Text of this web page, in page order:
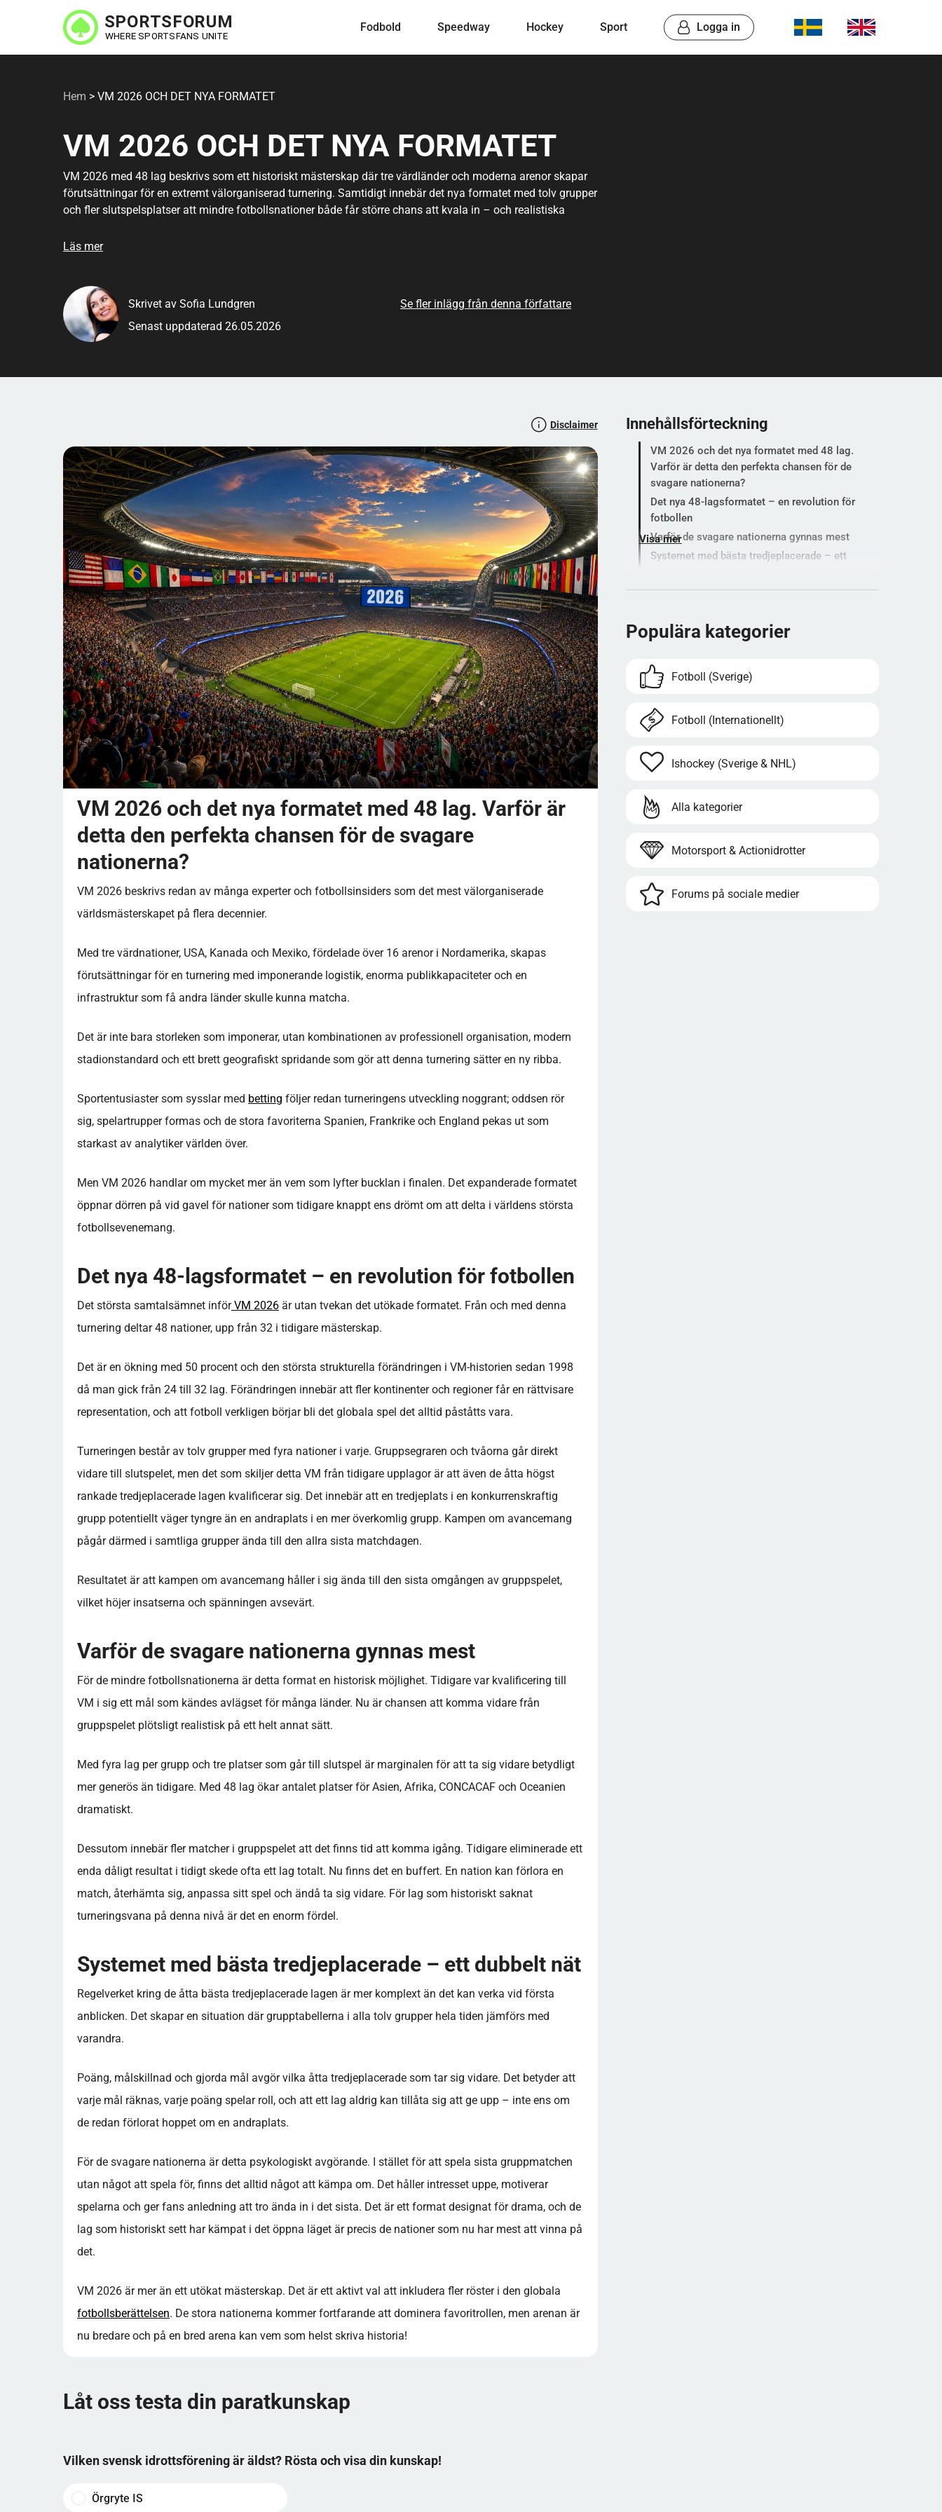
huvudinnehåll
Fodbold Speedway Hockey Sport Logga in
Hem > VM 2026 OCH DET NYA FORMATET
VM 2026 OCH DET NYA FORMATET
VM 2026 med 48 lag beskrivs som ett historiskt mästerskap där tre värdländer och moderna arenor skapar
förutsättningar för en extremt välorganiserad turnering. Samtidigt innebär det nya formatet med tolv grupper
och fler slutspelsplatser att mindre fotbollsnationer både får större chans att kvala in – och realistiska
hoppet längre, varje mål blir viktigt och fler lag än någonsin tidigare kan drömma om att skriva VM‑historia.
Läs mer
Skrivet av Sofia Lundgren
Senast uppdaterad 26.05.2026
Se fler inlägg från denna författare
Disclaimer
VM 2026 och det nya formatet med 48 lag. Varför är
detta den perfekta chansen för de svagare
nationerna?
VM 2026 beskrivs redan av många experter och fotbollsinsiders som det mest välorganiserade
världsmästerskapet på flera decennier.
Med tre värdnationer, USA, Kanada och Mexiko, fördelade över 16 arenor i Nordamerika, skapas
förutsättningar för en turnering med imponerande logistik, enorma publikkapaciteter och en
infrastruktur som få andra länder skulle kunna matcha.
Det är inte bara storleken som imponerar, utan kombinationen av professionell organisation, modern
stadionstandard och ett brett geografiskt spridande som gör att denna turnering sätter en ny ribba.
Sportentusiaster som sysslar med betting följer redan turneringens utveckling noggrant; oddsen rör
sig, spelartrupper formas och de stora favoriterna Spanien, Frankrike och England pekas ut som
starkast av analytiker världen över.
Men VM 2026 handlar om mycket mer än vem som lyfter bucklan i finalen. Det expanderade formatet
öppnar dörren på vid gavel för nationer som tidigare knappt ens drömt om att delta i världens största
fotbollsevenemang.
Det nya 48-lagsformatet – en revolution för fotbollen
Det största samtalsämnet införVM 2026 är utan tvekan det utökade formatet. Från och med denna
turnering deltar 48 nationer, upp från 32 i tidigare mästerskap.
Det är en ökning med 50 procent och den största strukturella förändringen i VM-historien sedan 1998
då man gick från 24 till 32 lag. Förändringen innebär att fler kontinenter och regioner får en rättvisare
representation, och att fotboll verkligen börjar bli det globala spel det alltid påståtts vara.
Turneringen består av tolv grupper med fyra nationer i varje. Gruppsegraren och tvåorna går direkt
vidare till slutspelet, men det som skiljer detta VM från tidigare upplagor är att även de åtta högst
rankade tredjeplacerade lagen kvalificerar sig. Det innebär att en tredjeplats i en konkurrenskraftig
grupp potentiellt väger tyngre än en andraplats i en mer överkomlig grupp. Kampen om avancemang
pågår därmed i samtliga grupper ända till den allra sista matchdagen.
Resultatet är att kampen om avancemang håller i sig ända till den sista omgången av gruppspelet,
vilket höjer insatserna och spänningen avsevärt.
Varför de svagare nationerna gynnas mest
För de mindre fotbollsnationerna är detta format en historisk möjlighet. Tidigare var kvalificering till
VM i sig ett mål som kändes avlägset för många länder. Nu är chansen att komma vidare från
gruppspelet plötsligt realistisk på ett helt annat sätt.
Med fyra lag per grupp och tre platser som går till slutspel är marginalen för att ta sig vidare betydligt
mer generös än tidigare. Med 48 lag ökar antalet platser för Asien, Afrika, CONCACAF och Oceanien
dramatiskt.
Dessutom innebär fler matcher i gruppspelet att det finns tid att komma igång. Tidigare eliminerade ett
enda dåligt resultat i tidigt skede ofta ett lag totalt. Nu finns det en buffert. En nation kan förlora en
match, återhämta sig, anpassa sitt spel och ändå ta sig vidare. För lag som historiskt saknat
turneringsvana på denna nivå är det en enorm fördel.
Systemet med bästa tredjeplacerade – ett dubbelt nät
Regelverket kring de åtta bästa tredjeplacerade lagen är mer komplext än det kan verka vid första
anblicken. Det skapar en situation där grupptabellerna i alla tolv grupper hela tiden jämförs med
varandra.
Poäng, målskillnad och gjorda mål avgör vilka åtta tredjeplacerade som tar sig vidare. Det betyder att
varje mål räknas, varje poäng spelar roll, och att ett lag aldrig kan tillåta sig att ge upp – inte ens om
de redan förlorat hoppet om en andraplats.
För de svagare nationerna är detta psykologiskt avgörande. I stället för att spela sista gruppmatchen
utan något att spela för, finns det alltid något att kämpa om. Det håller intresset uppe, motiverar
spelarna och ger fans anledning att tro ända in i det sista. Det är ett format designat för drama, och de
lag som historiskt sett har kämpat i det öppna läget är precis de nationer som nu har mest att vinna på
det.
VM 2026 är mer än ett utökat mästerskap. Det är ett aktivt val att inkludera fler röster i den globala
fotbollsberättelsen. De stora nationerna kommer fortfarande att dominera favoritrollen, men arenan är
nu bredare och på en bred arena kan vem som helst skriva historia!
Låt oss testa din paratkunskap
Vilken svensk idrottsförening är äldst? Rösta och visa din kunskap!
Örgryte IS
Innehållsförteckning
VM 2026 och det nya formatet med 48 lag.
Varför är detta den perfekta chansen för de
svagare nationerna?
Det nya 48-lagsformatet – en revolution för
fotbollen
Varför de svagare nationerna gynnas mest
Systemet med bästa tredjeplacerade – ett
Låt oss testa din paratkunskap
Visa mer
Populära kategorier
Fotboll (Sverige)
Fotboll (Internationellt)
Ishockey (Sverige & NHL)
Alla kategorier
Motorsport & Actionidrotter
Forums på sociale medier